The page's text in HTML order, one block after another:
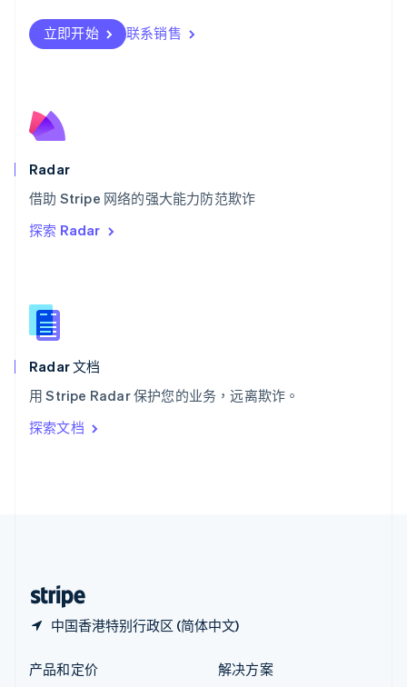
立即开始 联系销售
Radar
借助 Stripe 网络的强大能力防范欺诈
探索 Radar
Radar 文档
用 Stripe Radar 保护您的业务，远离欺诈。
探索文档
中国香港特别行政区 (简体中文)
Deutsch FrançaisItaliano English
塞浦路斯
斯洛文尼亚
English
ไทย
希腊
English
西班牙
新西兰
English
匈牙利
English
ItalianoEnglish
印度
English
产品和定价
解决方案